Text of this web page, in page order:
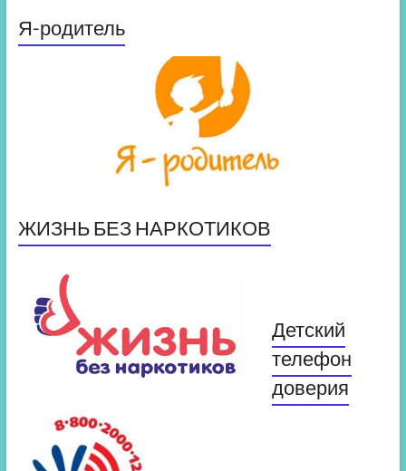
Я-родитель
ЖИЗНЬ БЕЗ НАРКОТИКОВ
Детский
телефон
доверия